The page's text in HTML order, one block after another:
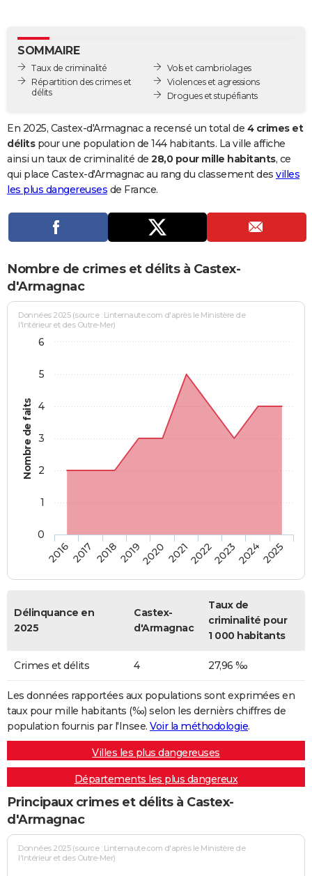
GUIDES D'ACHAT
BONS PLANS
Carte de Noël
Carte Bonne année
Carte Saint-Valentin
Carte Pâques
Carte d'anniversaire
DICTIONNAIRE
Dictionnaire
Biographies
Citations
Expressions
Proverbes
PROGRAMME TV
COPAINS D'AVANT
S'inscrire
Se connecter
Lycées
Collèges
Primaires
Universités
Entreprises
Service militaire
Avis de recherche
AVIS DE DÉCÈS
FORUM
Bricolage
Lifestyle
Culture
Sport
Auto
Television
Voyage
Cinema
SOMMAIRE
Taux de criminalité
Répartition des crimes et
délits
Vols et cambriolages
Violences et agressions
Drogues et stupéfiants
En 2025, Castex-d'Armagnac a recensé un total de 4 crimes et
délitspour une population de 144 habitants. La ville affiche
ainsi un taux de criminalité de 28,0 pour mille habitants, ce
qui place Castex-d'Armagnac au rang du classement des villes
les plus dangereuses de France.
Nombre de crimes et délits à Castex-
d'Armagnac
Nombre de faits
Données 2025 (source : Linternaute.com d'après le Ministère de
l'Intérieur et des Outre-Mer)
20162017 20182019202020212022202320242025
0
1
2
3
4
5
6
Délinquance en
2025
Castex-
d'Armagnac
Taux de
criminalité pour
1 000 habitants
Crimes et délits 4 27,96 ‰
Les données rapportées aux populations sont exprimées en
taux pour mille habitants (‰) selon les dernièrs chiffres de
population fournis par l'Insee. Voir la méthodologie.
Villes les plus dangereuses
Départements les plus dangereux
Principaux crimes et délits à Castex-
d'Armagnac
Données 2025 (source : Linternaute.com d'après le Ministère de
l'Intérieur et des Outre-Mer)